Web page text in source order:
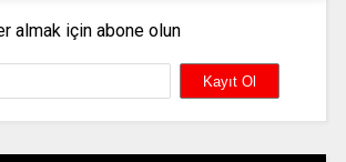
almak için abone olun